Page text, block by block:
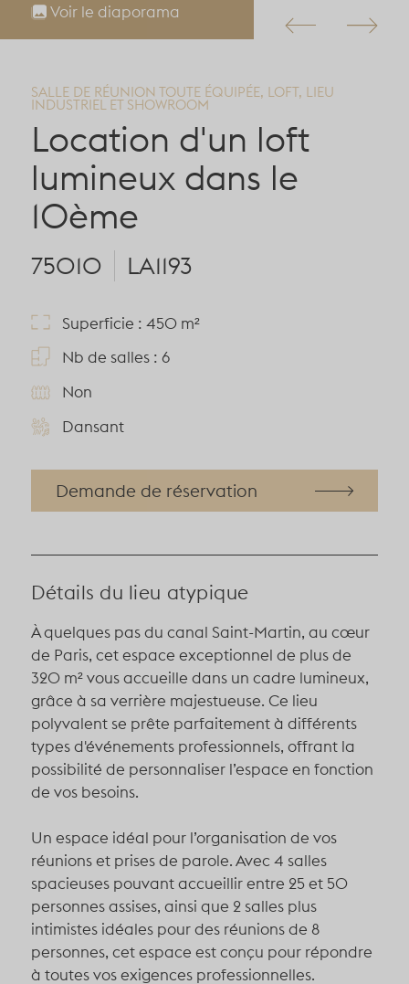
Voir le diaporama
SALLE DE RÉUNION TOUTE ÉQUIPÉE, LOFT, LIEU
INDUSTRIEL ET SHOWROOM
Location d'un loft
lumineux dans le
10ème
75010 LA1193
Superficie : 450 m²
Nb de salles : 6
Non
Dansant
Demande de réservation
Détails du lieu atypique
À quelques pas du canal Saint-Martin, au cœur
de Paris, cet espace exceptionnel de plus de
320 m² vous accueille dans un cadre lumineux,
grâce à sa verrière majestueuse. Ce lieu
polyvalent se prête parfaitement à différents
types d'événements professionnels, offrant la
possibilité de personnaliser l’espace en fonction
de vos besoins.
Un espace idéal pour l’organisation de vos
réunions et prises de parole.Avec 4 salles
spacieuses pouvant accueillir entre 25 et 50
personnes assises, ainsi que 2 salles plus
intimistes idéales pour des réunions de 8
personnes, cet espace est conçu pour répondre
à toutes vos exigences professionnelles.